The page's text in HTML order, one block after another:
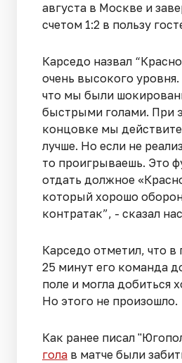
августа в Москве и
счетом 1:2 в пользу
Карседо назвал
очень высокого уровня.
что мы были
быстрыми голами. При
концовке мы
лучше. Но если не
то проигрываешь. Это
отдать должное
который хорошо
контратак”, - сказал
Карседо отметил, что в
25 минут его команда
поле и могла добиться
Но этого не произошло.
Как ранее писал
гола в матче были